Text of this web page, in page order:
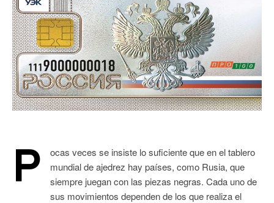
P
ocas veces se insiste lo suficiente que en el tablero
mundial de ajedrez hay países, como Rusia, que
siempre juegan con las piezas negras. Cada uno de
sus movimientos dependen de los que realiza el